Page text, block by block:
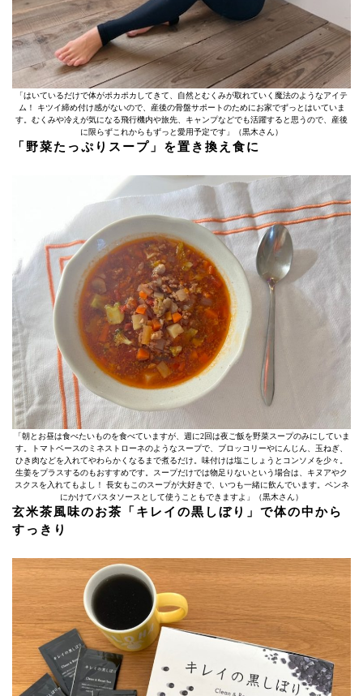
「はいているだけで体がポカポカしてきて、自然とむくみが取れていく魔法のようなアイテ
ム！ キツイ締め付け感がないので、産後の骨盤サポートのためにお家でずっとはいていま
す。むくみや冷えが気になる飛行機内や旅先、キャンプなどでも活躍すると思うので、産後
に限らずこれからもずっと愛用予定です」（黒木さん）
「野菜たっぷりスープ」を置き換え食に
「朝とお昼は食べたいものを食べていますが、週に2回は夜ご飯を野菜スープのみにしていま
す。トマトベースのミネストローネのようなスープで、ブロッコリーやにんじん、玉ねぎ、
ひき肉などを入れてやわらかくなるまで煮るだけ。味付けは塩こしょうとコンソメを少々。
生姜をプラスするのもおすすめです。スープだけでは物足りないという場合は、キヌアやク
スクスを入れてもよし！ 長女もこのスープが大好きで、いつも一緒に飲んでいます。ペンネ
にかけてパスタソースとして使うこともできますよ」（黒木さん）
玄米茶風味のお茶「キレイの黒しぼり」で体の中から
すっきり